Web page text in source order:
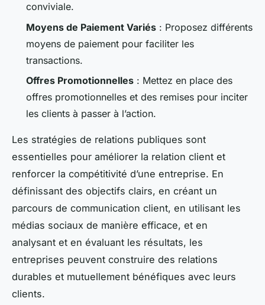
conviviale.
Moyens de Paiement Variés : Proposez différents
moyens de paiement pour faciliter les
transactions.
Offres Promotionnelles : Mettez en place des
offres promotionnelles et des remises pour inciter
les clients à passer à l’action.
Les stratégies de relations publiques sont
essentielles pour améliorer la relation client et
renforcer la compétitivité d’une entreprise. En
définissant des objectifs clairs, en créant un
parcours de communication client, en utilisant les
médias sociaux de manière efficace, et en
analysant et en évaluant les résultats, les
entreprises peuvent construire des relations
durables et mutuellement bénéfiques avec leurs
clients.